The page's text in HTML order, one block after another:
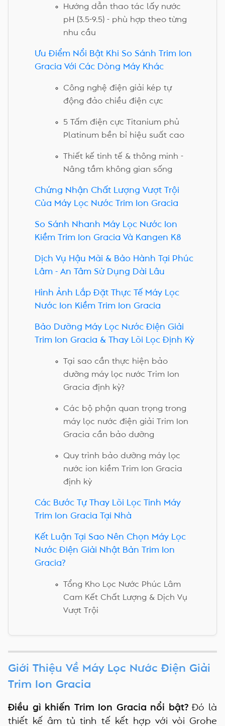
Hướng dẫn thao tác lấy nước
pH (3.5-9.5) - phù hợp theo từng
nhu cầu
Ưu Điểm Nổi Bật Khi So Sánh Trim Ion
Gracia Với Các Dòng Máy Khác
Công nghệ điện giải kép tự
động đảo chiều điện cực
5 Tấm điện cực Titanium phủ
Platinum bền bỉ hiệu suất cao
Thiết kế tinh tế & thông minh -
Nâng tầm không gian sống
Chứng Nhận Chất Lượng Vượt Trội
Của Máy Lọc Nước Trim Ion Gracia
So Sánh Nhanh Máy Lọc Nước Ion
Kiềm Trim Ion Gracia Và Kangen K8
Dịch Vụ Hậu Mãi & Bảo Hành Tại Phúc
Lâm - An Tâm Sử Dụng Dài Lâu
Hình Ảnh Lắp Đặt Thực Tế Máy Lọc
Nước Ion Kiềm Trim Ion Gracia
Bảo Dưỡng Máy Lọc Nước Điện Giải
Trim Ion Gracia & Thay Lõi Lọc Định Kỳ
Tại sao cần thực hiện bảo
dưỡng máy lọc nước Trim Ion
Gracia định kỳ?
Các bộ phận quan trọng trong
máy lọc nước điện giải Trim Ion
Gracia cần bảo dưỡng
Quy trình bảo dưỡng máy lọc
nước ion kiềm Trim Ion Gracia
định kỳ
Các Bước Tự Thay Lõi Lọc Tinh Máy
Trim Ion Gracia Tại Nhà
Kết Luận Tại Sao Nên Chọn Máy Lọc
Nước Điện Giải Nhật Bản Trim Ion
Gracia?
Tổng Kho Lọc Nước Phúc Lâm
Cam Kết Chất Lượng & Dịch Vụ
Vượt Trội
Giới Thiệu Về Máy Lọc Nước Điện Giải
Trim Ion Gracia
Điều gì khiến Trim Ion Gracia nổi bật?Đó là
thiết kế âm tủ tinh tế kết hợp với vòi Grohe